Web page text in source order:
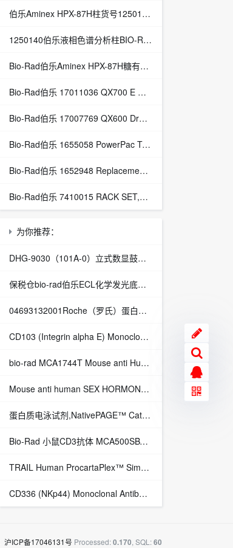
伯乐Aminex HPX-87H柱货号1250140总代理Aminex HPX-87H有机酸分析柱
1250140伯乐液相色谱分析柱BIO-RAD Aminex HPX-87H-1250140
Bio-Rad伯乐Aminex HPX-87H糖有机酸分析色谱柱1250140
Bio-Rad伯乐 17011036 QX700 E Droplet Digital PCR System
Bio-Rad伯乐 17007769 QX600 Droplet Digital PCR System
Bio-Rad伯乐 1655058 PowerPac Temperature Probe
Bio-Rad伯乐 1652948 Replacement Power Cables, Dodeca
Bio-Rad伯乐 7410015 RACK SET,H3,16mm,4,BIOFRAC
为你推荐：
DHG-9030（101A-0）立式数显鼓风干燥箱
保税仓bio-rad伯乐ECL化学发光底物1705061BIO-RAD伯乐代理
04693132001Roche（罗氏）蛋白酶抑制剂混合片剂 cOmplete Tablets EDTA-free
CD103 (Integrin alpha E) Monoclonal Antibody (Ber-ACT8), APC, eBioscience eBioscience CD103 流式抗体 人 17-1037-42
bio-rad MCA1744T Mouse anti Human CD66e:RPE,Mouse anti Human CD66e:RPE
Mouse anti human SEX HORMONE binding GLOBULIN 伯乐 MCA5812G SEX HORMONE binding GLOBULIN
蛋白质电泳试剂,NativePAGE™ Cathode Buffer Additive (20X)
Bio-Rad 小鼠CD3抗体 MCA500SBV515,Rat anti mouse CD3:StarBright Violet 515
TRAIL Human ProcartaPlex™ Simplex Kit,TRAIL Human ProcartaPlex™ Simplex Kit/人TRAIL ProcartaPlex单因子试剂盒
CD336 (NKp44) Monoclonal Antibody (44.189), eFluor 450, eBioscience 流式抗体
沪ICP备17046131号 Processed:0.170, SQL:60